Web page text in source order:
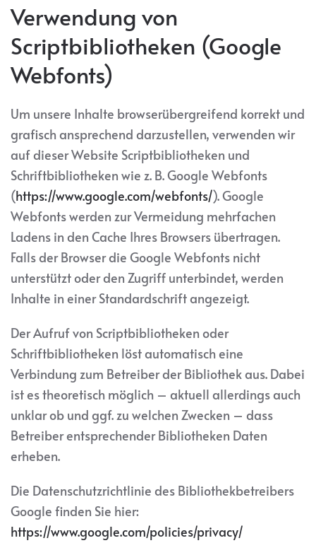
Verwendung von
Scriptbibliotheken (Google
Webfonts)
Um unsere Inhalte browserübergreifend korrekt und
grafisch ansprechend darzustellen, verwenden wir
auf dieser Website Scriptbibliotheken und
Schriftbibliotheken wie z. B. Google Webfonts
(https://www.google.com/webfonts/). Google
Webfonts werden zur Vermeidung mehrfachen
Ladens in den Cache Ihres Browsers übertragen.
Falls der Browser die Google Webfonts nicht
unterstützt oder den Zugriff unterbindet, werden
Inhalte in einer Standardschrift angezeigt.
Der Aufruf von Scriptbibliotheken oder
Schriftbibliotheken löst automatisch eine
Verbindung zum Betreiber der Bibliothek aus. Dabei
ist es theoretisch möglich – aktuell allerdings auch
unklar ob und ggf. zu welchen Zwecken – dass
Betreiber entsprechender Bibliotheken Daten
erheben.
Die Datenschutzrichtlinie des Bibliothekbetreibers
Google finden Sie hier:
https://www.google.com/policies/privacy/